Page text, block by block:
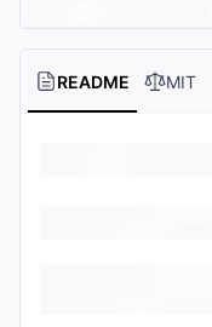
README MIT